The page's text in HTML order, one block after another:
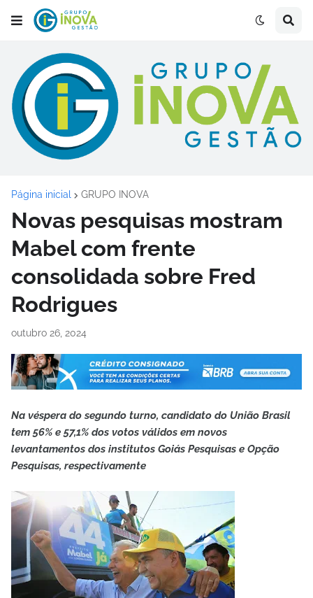
Página inicial GRUPO INOVA
Novas pesquisas mostram
Mabel com frente
consolidada sobre Fred
Rodrigues
outubro 26, 2024
Na véspera do segundo turno, candidato do União Brasil
tem 56% e 57,1% dos votos válidos em novos
levantamentos dos institutos Goiás Pesquisas e Opção
Pesquisas, respectivamente